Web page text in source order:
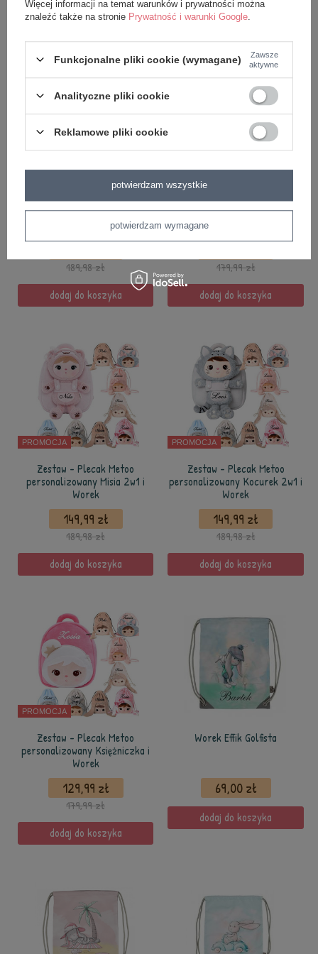
dodaj do koszyka
Zestaw - Plecak
personalizowany Niebieski
Króliś 2w1 i Worek
189,98 zł
dodaj do koszyka
Zestaw - Plecak Metoo
personalizowany Beżowa
Sarenka i Worek
179,99 zł
dodaj do koszyka
PROMOCJA
Zestaw - Plecak Metoo
personalizowany Misia 2w1 i
Worek
149,99 zł
189,98 zł
dodaj do koszyka
PROMOCJA
Zestaw - Plecak Metoo
personalizowany Kocurek 2w1 i
Worek
149,99 zł
189,98 zł
dodaj do koszyka
PROMOCJA
Zestaw - Plecak Metoo
personalizowany Księżniczka i
Worek
129,99 zł
179,99 zł
dodaj do koszyka
Worek Effik Golfista
69,00 zł
dodaj do koszyka
Więcej informacji na temat warunków i prywatności można
znaleźć także na stronie Prywatność i warunki Google
Funkcjonalne pliki cookie (wymagane)
Zawsze
aktywne
Analityczne pliki cookie
Reklamowe pliki cookie
potwierdzam wymagane
potwierdzam wszystkie